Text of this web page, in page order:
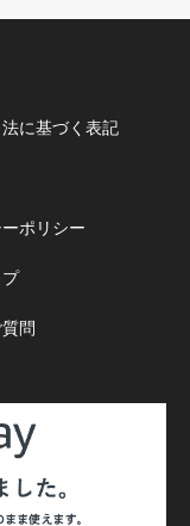
に基づく表記
ポリシー
問